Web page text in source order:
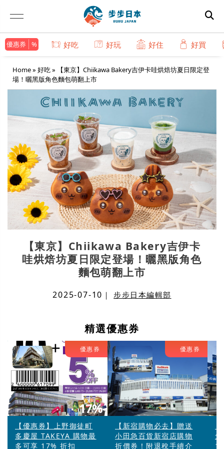
優惠券 好吃 好玩 好住 好買
Home» 好吃» 【東京】Chiikawa Bakery吉伊卡哇烘焙坊夏日限定登
場！曬黑版角色麵包萌翻上市
【東京】Chiikawa Bakery吉伊卡
哇烘焙坊夏日限定登場！曬黑版角色
麵包萌翻上市
2025-07-10 ｜ 步步日本編輯部
精選優惠券
17%
優惠券
【優惠券】上野御徒町
多慶屋 TAKEYA 購物最
多可享 17% 折扣
優惠券
【新宿購物必去】贈送
小田急百貨新宿店購物
折價券！附退稅手續介